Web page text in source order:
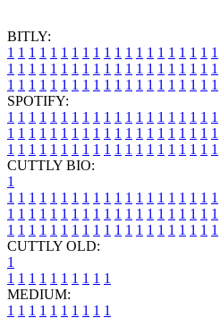
BITLY:
1 1 1 1 1 1 1 1 1 1 1 1 1 1 1 1 1 1 1 1
1 1 1 1 1 1 1 1 1 1 1 1 1 1 1 1 1 1 1 1
1 1 1 1 1 1 1 1 1 1 1 1 1 1 1 1 1 1 1 1
SPOTIFY:
1 1 1 1 1 1 1 1 1 1 1 1 1 1 1 1 1 1 1 1
1 1 1 1 1 1 1 1 1 1 1 1 1 1 1 1 1 1 1 1
1 1 1 1 1 1 1 1 1 1 1 1 1 1 1 1 1 1 1 1
CUTTLY BIO:
1
1 1 1 1 1 1 1 1 1 1 1 1 1 1 1 1 1 1 1 1
1 1 1 1 1 1 1 1 1 1 1 1 1 1 1 1 1 1 1 1
1 1 1 1 1 1 1 1 1 1 1 1 1 1 1 1 1 1 1 1
CUTTLY OLD:
1
1 1 1 1 1 1 1 1 1 1
MEDIUM:
1 1 1 1 1 1 1 1 1 1